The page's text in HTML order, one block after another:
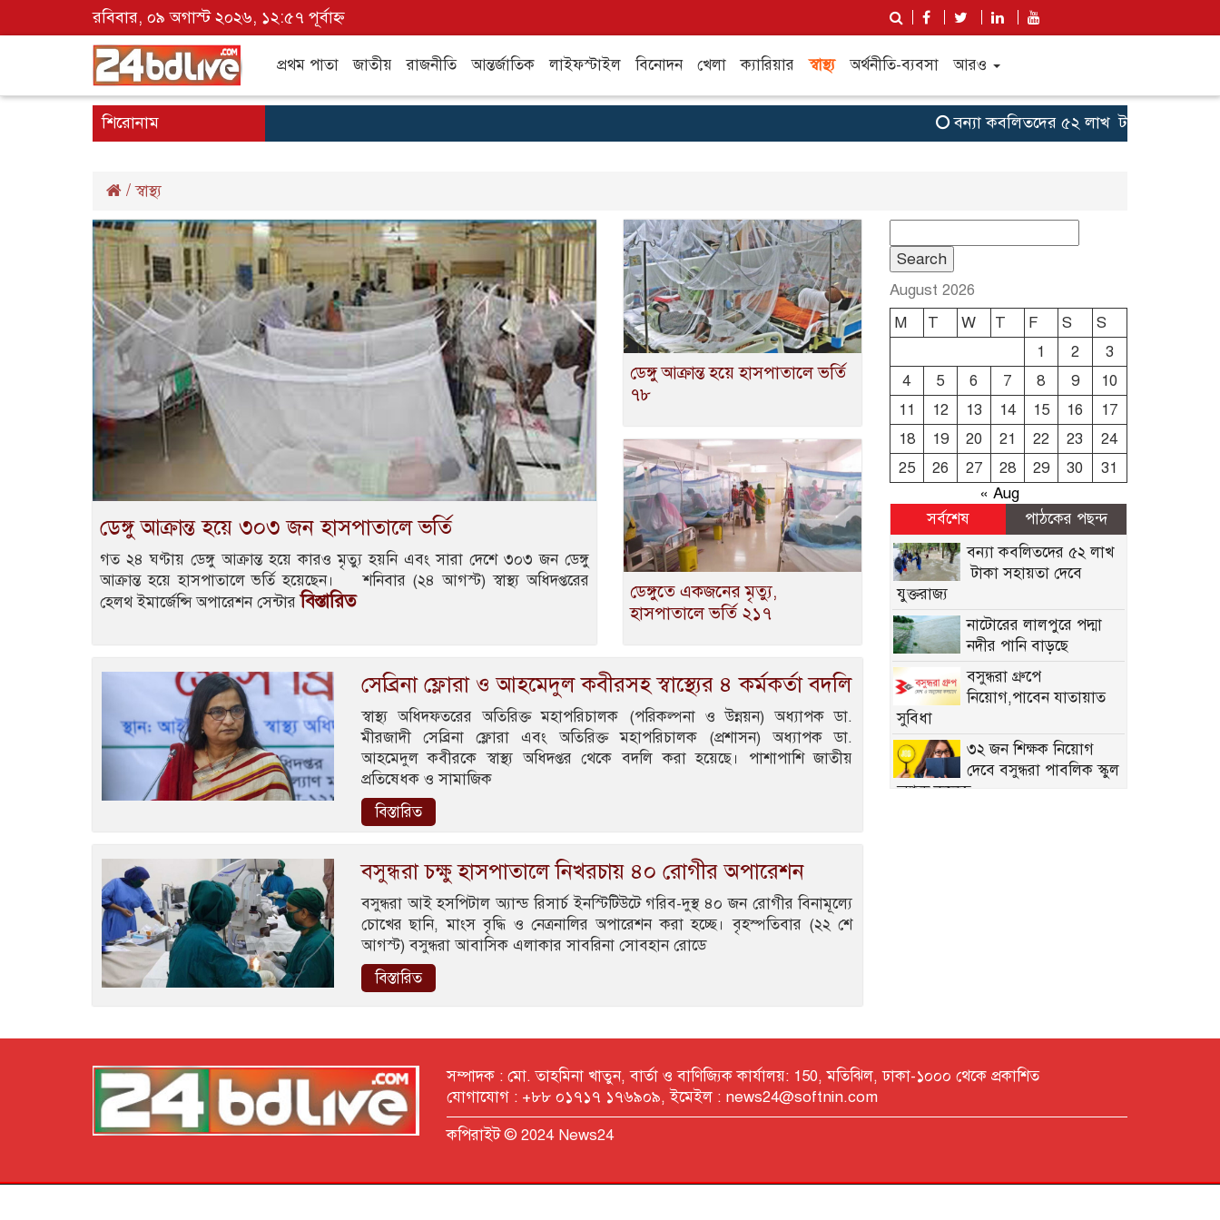
রবিবার, ০৯ অগাস্ট ২০২৬, ১২:৫৭ পূর্বাহ্ন
প্রথম পাতা জাতীয় রাজনীতি আন্তর্জাতিক লাইফস্টাইল বিনোদন খেলা ক্যারিয়ার স্বাস্থ্য অর্থনীতি-ব্যবসা আরও
শিরোনাম বন্যা কব‌লিতদের ৫২ লাখ টাকা সহায়তা দেবে
/স্বাস্থ্য
ডেঙ্গু আক্রান্ত হয়ে ৩০৩ জন হাসপাতালে ভর্তি
গত ২৪ ঘণ্টায় ডেঙ্গু আক্রান্ত হয়ে কারও মৃত্যু হয়নি এবং সারা দেশে ৩০৩ জন ডেঙ্গু
আক্রান্ত হয়ে হাসপাতালে ভর্তি হয়েছেন। শনিবার (২৪ আগস্ট) স্বাস্থ্য অধিদপ্তরের
হেলথ ইমার্জেন্সি অপারেশন সেন্টারবিস্তারিত
ডেঙ্গু আক্রান্ত হয়ে হাসপাতালে ভর্তি
৭৮
ডেঙ্গুতে একজনের মৃত্যু,
হাসপাতালে ভর্তি ২১৭
সেব্রিনা ফ্লোরা ও আহমেদুল কবীরসহ স্বাস্থ্যের ৪ কর্মকর্তা বদলি
স্বাস্থ্য অধিদফতরের অতিরিক্ত মহাপরিচালক (পরিকল্পনা ও উন্নয়ন) অধ্যাপক ডা.
মীরজাদী সেব্রিনা ফ্লোরা এবং অতিরিক্ত মহাপরিচালক (প্রশাসন) অধ্যাপক ডা.
আহমেদুল কবীরকে স্বাস্থ্য অধিদপ্তর থেকে বদলি করা হয়েছে। পাশাপাশি জাতীয়
প্রতিষেধক ও সামাজিক
বিস্তারিত
বসুন্ধরা চক্ষু হাসপাতালে নিখরচায় ৪০ রোগীর অপারেশন
বসুন্ধরা আই হসপিটাল অ্যান্ড রিসার্চ ইনস্টিটিউটে গরিব-দুস্থ ৪০ জন রোগীর বিনামূল্যে
চোখের ছানি, মাংস বৃদ্ধি ও নেত্রনালির অপারেশন করা হচ্ছে। বৃহস্পতিবার (২২ শে
আগস্ট) বসুন্ধরা আবাসিক এলাকার সাবরিনা সোবহান রোডে
বিস্তারিত
for:
August 2026
M
T W T F S
S
1
2
3
4
5 6 7 8 9
10
11
12 13 14 15 16
17
18
19 20 21 22 23
24
25
26 27 28 29 30
31
« Aug
সর্বশেষ
পাঠকের পছন্দ
বন্যা কব‌লিতদের ৫২ লাখ
টাকা সহায়তা দেবে
যুক্তরাজ্য
নাটোরের লালপুরে পদ্মা
নদীর পানি বাড়ছে
বসুন্ধরা গ্রুপে
নিয়োগ,পাবেন যাতায়াত
সুবিধা
৩২ জন শিক্ষক নিয়োগ
দেবে বসুন্ধরা পাবলিক স্কুল
অ্যান্ড কলেজ
রসিকতায়ও মিথ্যা নয়
সম্পাদক : মো. তাহমিনা খাতুন, বার্তা ও বাণিজ্যিক কার্যালয়: 150, মতিঝিল, ঢাকা-১০০০ থেকে প্রকাশিত
যোগাযোগ : +৮৮ ০১৭১৭ ১৭৬৯০৯, ইমেইল : news24@softnin.com
কপিরাইট © 2024 News24